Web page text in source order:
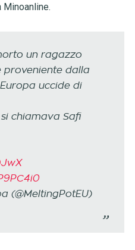
Minoanline.
un ragazzo
proveniente dalla
uccide di
chiamava Safi
(@MeltingPotEU)